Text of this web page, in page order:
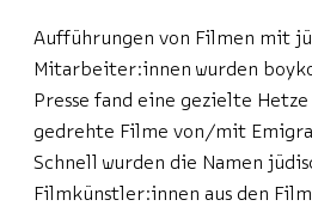
Aufführungen von Filmen mit
Mitarbeiter:innen wurden
Presse fand eine gezielte
gedrehte Filme von/mit
Schnell wurden die Namen
Filmkünstler:innen aus den